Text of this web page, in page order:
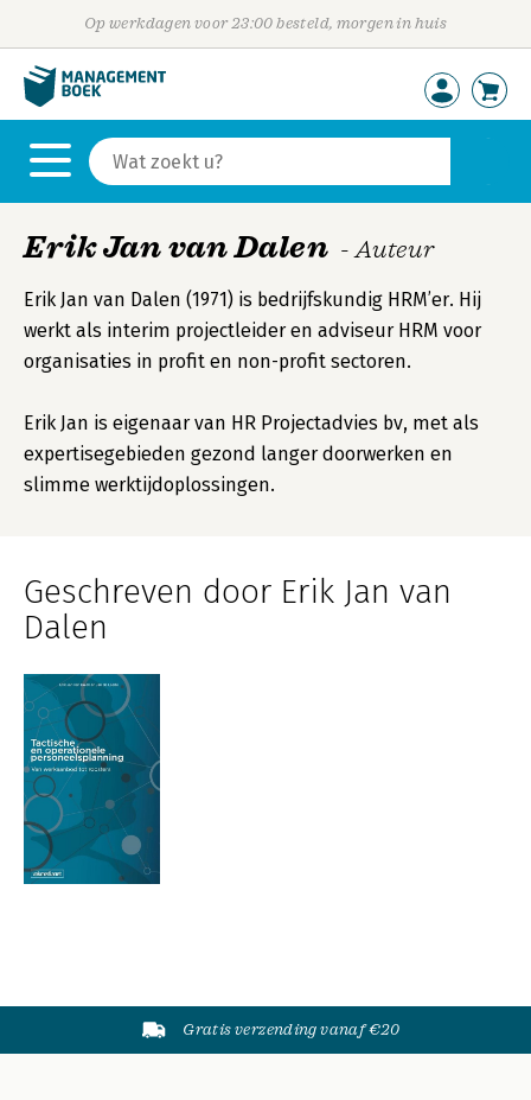
Op werkdagen voor 23:00 besteld, morgen in huis
Erik Jan van Dalen - Auteur
Erik Jan van Dalen (1971) is bedrijfskundig HRM’er. Hij
werkt als interim projectleider en adviseur HRM voor
organisaties in profit en non-profit sectoren.
Erik Jan is eigenaar van HR Projectadvies bv, met als
expertisegebieden gezond langer doorwerken en
slimme werktijdoplossingen.
Geschreven door Erik Jan van
Dalen
Gratis verzending vanaf €20